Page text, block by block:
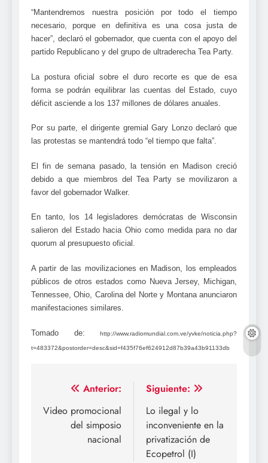
“Mantendremos nuestra posición por todo el tiempo
necesario, porque en definitiva es una cosa justa de
hacer”, declaró el gobernador, que cuenta con el apoyo del
partido Republicano y del grupo de ultraderecha Tea Party.
La postura oficial sobre el duro recorte es que de esa
forma se podrán equilibrar las cuentas del Estado, cuyo
déficit asciende a los 137 millones de dólares anuales.
Por su parte, el dirigente gremial Gary Lonzo declaró que
las protestas se mantendrá todo “el tiempo que falta”.
El fin de semana pasado, la tensión en Madison creció
debido a que miembros del Tea Party se movilizaron a
favor del gobernador Walker.
En tanto, los 14 legisladores demócratas de Wisconsin
salieron del Estado hacia Ohio como medida para no dar
quorum al presupuesto oficial.
A partir de las movilizaciones en Madison, los empleados
públicos de otros estados como Nueva Jersey, Michigan,
Tennessee, Ohio, Carolina del Norte y Montana anunciaron
manifestaciones similares.
Tomado de: http://www.radiomundial.com.ve/yvke/noticia.php?
t=483372&postorder=desc&sid=f435f76ef624912d87b39a43b91133db
Navegación
de
entradas
Anterior:
Video promocional
del simposio
nacional
Siguiente:
Lo ilegal y lo
inconveniente en la
privatización de
Ecopetrol (I)